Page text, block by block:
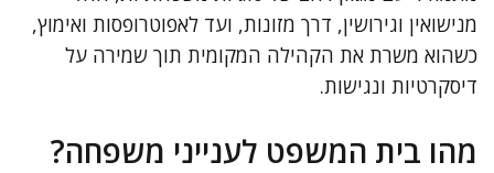
מנישואין וגירושין, דרך מזונות, ועד לאפוטרופסות ואימוץ,
כשהוא משרת את הקהילה המקומית תוך שמירה על
דיסקרטיות ונגישות.
מהו בית המשפט לענייני משפחה?